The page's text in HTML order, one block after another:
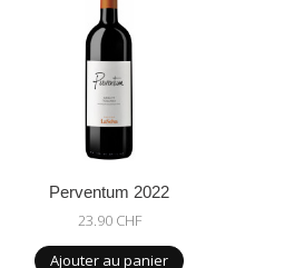
Perventum 2022
23.90 CHF
Ajouter au panier